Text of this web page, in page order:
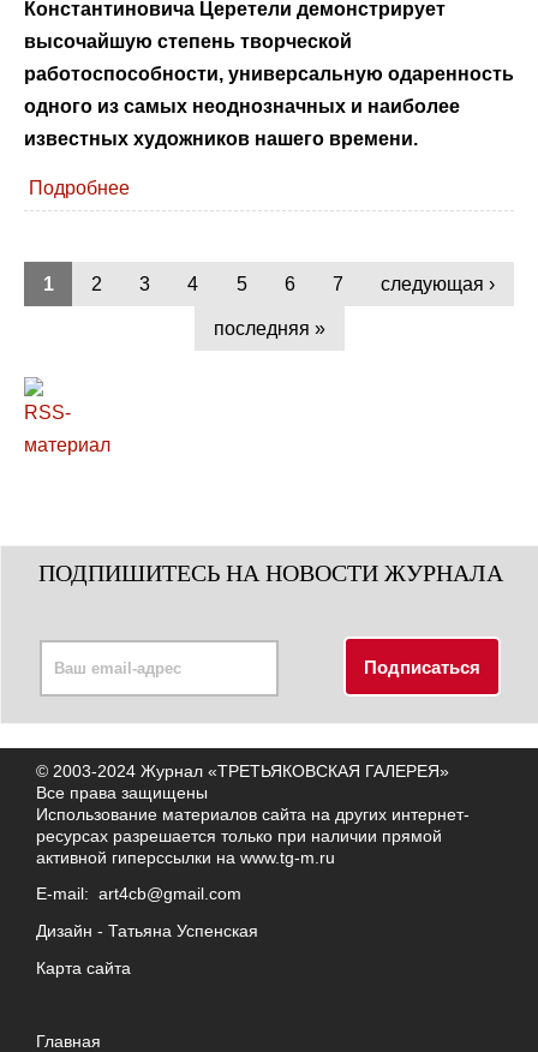
Константиновича Церетели демонстрирует
высочайшую степень творческой
работоспособности, универсальную одаренность
одного из самых неоднозначных и наиболее
известных художников нашего времени.
Подробнее
1 2 3 4 5 6 7 следующая ›
последняя »
ПОДПИШИТЕСЬ НА НОВОСТИ ЖУРНАЛА
© 2003-2024 Журнал «ТРЕТЬЯКОВСКАЯ ГАЛЕРЕЯ»
Все права защищены
Использование материалов сайта на других интернет-
ресурсах разрешается только при наличии прямой
активной гиперссылки на www.tg-m.ru
E-mail: art4cb@gmail.com
Дизайн - Татьяна Успенская
Карта сайта
Главная